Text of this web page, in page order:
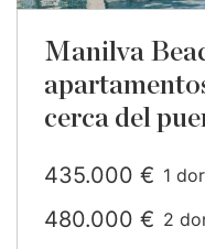
Manilva
cerca del
435.000 € 1
480.000 € 2